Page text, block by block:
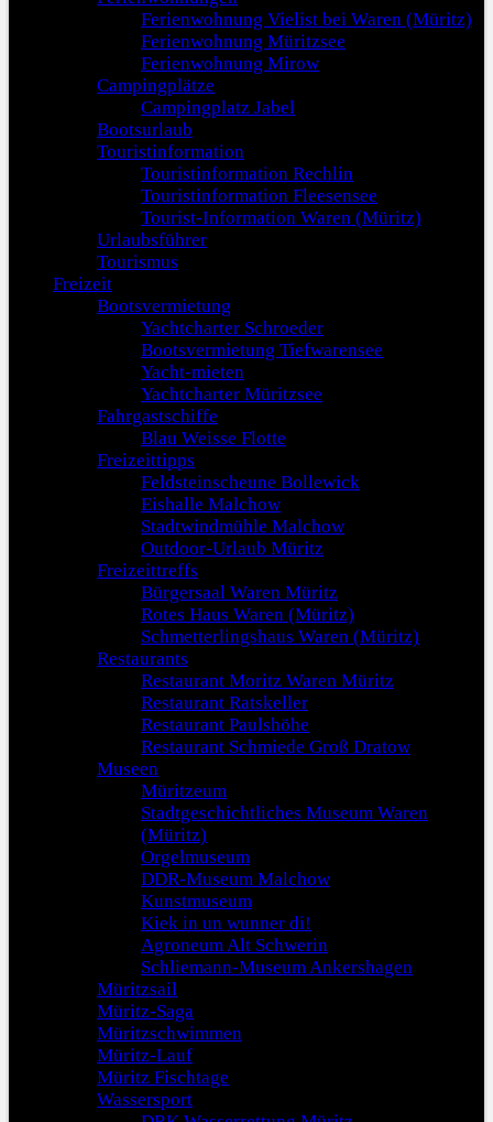
Ferienwohnung Vielist bei Waren (Müritz)
Ferienwohnung Müritzsee
Ferienwohnung Mirow
Campingplätze
Campingplatz Jabel
Bootsurlaub
Touristinformation
Touristinformation Rechlin
Touristinformation Fleesensee
Tourist-Information Waren (Müritz)
Urlaubsführer
Tourismus
Freizeit
Bootsvermietung
Yachtcharter Schroeder
Bootsvermietung Tiefwarensee
Yacht-mieten
Yachtcharter Müritzsee
Fahrgastschiffe
Blau Weisse Flotte
Freizeittipps
Feldsteinscheune Bollewick
Eishalle Malchow
Stadtwindmühle Malchow
Outdoor-Urlaub Müritz
Freizeittreffs
Bürgersaal Waren Müritz
Rotes Haus Waren (Müritz)
Schmetterlingshaus Waren (Müritz)
Restaurants
Restaurant Moritz Waren Müritz
Restaurant Ratskeller
Restaurant Paulshöhe
Restaurant Schmiede Groß Dratow
Museen
Müritzeum
Stadtgeschichtliches Museum Waren
(Müritz)
Orgelmuseum
DDR-Museum Malchow
Kunstmuseum
Kiek in un wunner di!
Agroneum Alt Schwerin
Schliemann-Museum Ankershagen
Müritzsail
Müritz-Saga
Müritzschwimmen
Müritz-Lauf
Müritz Fischtage
Wassersport